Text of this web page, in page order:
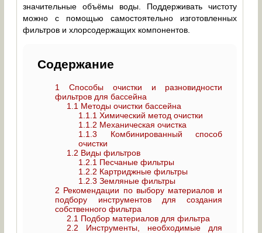
значительные объёмы воды. Поддерживать чистоту
можно с помощью самостоятельно изготовленных
фильтров и хлорсодержащих компонентов.
Содержание
1
Способы очистки и разновидности
фильтров для бассейна
1.1 Методы очистки бассейна
1.1.1 Химический метод очистки
1.1.2 Механическая очистка
1.1.3 Комбинированный способ
очистки
1.2 Виды фильтров
1.2.1 Песчаные фильтры
1.2.2 Картриджные фильтры
1.2.3 Земляные фильтры
2 Рекомендации по выбору материалов и
подбору инструментов для создания
собственного фильтра
2.1 Подбор материалов для фильтра
2.2 Инструменты, необходимые для